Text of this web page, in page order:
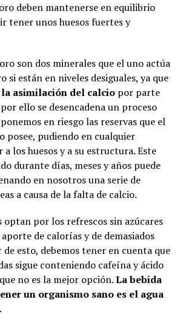
deben mantenerse en equilibrio
tener unos huesos fuertes y
son dos minerales que el uno actúa
si están en niveles desiguales, ya que
asimilación del calciopor parte
ello se desencadena un proceso
en riesgo las reservas que el
posee, pudiendo en cualquier
los huesos y a su estructura. Este
durante días, meses y años puede
en nosotros una serie de
a causa de la falta de calcio.
optan por los refrescos sin azúcares
de calorías y de demasiados
de esto, debemos tener en cuenta que
sigue conteniendo cafeína y ácido
no es la mejor opción.La bebida
un organismo sano es el agua